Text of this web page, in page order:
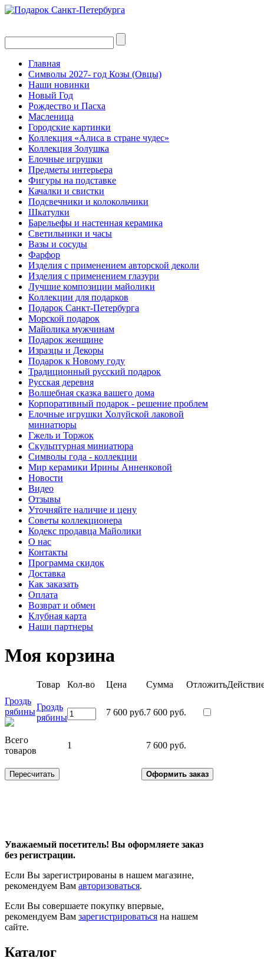
Главная
Символы 2027- год Козы (Овцы)
Наши новинки
Новый Год
Рождество и Пасха
Масленица
Городские картинки
Коллекция «Алиса в стране чудес»
Коллекция Золушка
Елочные игрушки
Предметы интерьера
Фигуры на подставке
Качалки и свистки
Подсвечники и колокольчики
Шкатулки
Барельефы и настенная керамика
Светильники и часы
Вазы и сосуды
Фарфор
Изделия с применением авторской деколи
Изделия с применением глазури
Лучшие композиции майолики
Коллекции для подарков
Подарок Санкт-Петербурга
Морской подарок
Майолика мужчинам
Подарок женщине
Изразцы и Декоры
Подарок к Новому году
Традиционный русский подарок
Русская деревня
Волшебная сказка вашего дома
Корпоративный подарок - решение проблем
Елочные игрушки Холуйской лаковой
миниатюры
Гжель и Торжок
Скульптурная миниатюра
Символы года - коллекции
Мир керамики Ирины Анненковой
Новости
Видео
Отзывы
Уточняйте наличие и цену
Советы коллекционера
Кодекс продавца Майолики
О нас
Контакты
Программа скидок
Доставка
Как заказать
Оплата
Возврат и обмен
Клубная карта
Наши партнеры
Моя корзина
Товар Кол-во Цена Сумма Отложить
Гроздь
рябиныГроздь
рябины
7 600 руб.7 600 руб.
Всего
товаров
1 7 600 руб.
Уважаемый посетитель! Вы оформляете заказ
без регистрации.
Если Вы зарегистрированы в нашем магазине,
рекомендуем Вам авторизоваться.
Если Вы совершаете покупку впервые,
рекомендуем Вам зарегистрироваться на нашем
сайте.
Каталог